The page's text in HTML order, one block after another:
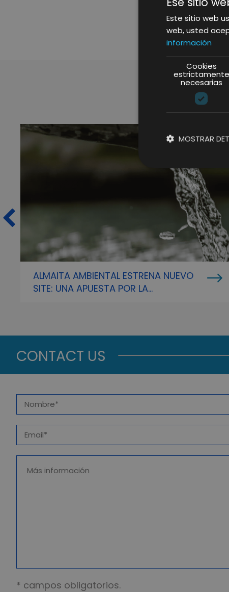
ALMAITA AMBIENTAL ESTRENA NUEVO
SITE: UNA APUESTA POR LA
CONTACT US
* campos obligatorios.
Este sitio web
web, usted
información
Cookies
estrictamente
necesarias
MOSTRAR